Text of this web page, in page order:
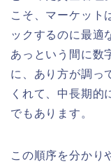
こそ、マーケット
ックするのに最適
あっという間に数
に、あり方が調っ
くれて、中長期的
でもあります。
この順序を分かり